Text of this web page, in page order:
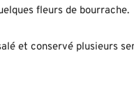
fleurs de bourrache.
et conservé plusieurs